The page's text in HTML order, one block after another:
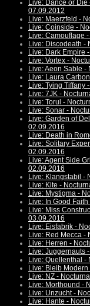
Live: Dance or
07.09.2012
Live: Maerzfeld -
Live: Coinside -
Live: Camouflage
Live: Discodeath -
Live: Dark Empire
Live: Vortex -
Live: Aeon Sable
Live: Laura
Live: Tying Tiffany
Live: 7JK -
Live: Torul -
Live: Sonar -
Live: Garden of
02.09.2016
Live: Death in
Live: Solitary
02.09.2016
Live: Agent Side
02.09.2016
Live: Klangstabil -
Live: Kite -
Live: Mystigma -
Live: In Good
Live: Miss
03.09.2016
Live: Eisfabrik -
Live: Red Mecca -
Live: Herren -
Live: Juggernauts
Live: Quellenthal -
Live: Bleib
Live: NZ -
Live: Morthound -
Live: Unzucht -
Live: Hante -